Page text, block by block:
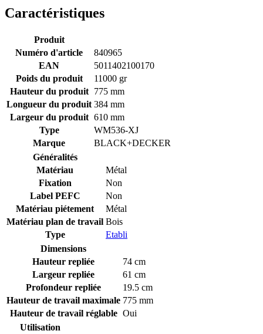
Caractéristiques
Produit
Numéro d'article
840965
EAN
5011402100170
Poids du produit
11000 gr
Hauteur du produit
775 mm
Longueur du produit 384 mm
Largeur du produit 610 mm
Type
WM536-XJ
Marque
BLACK+DECKER
Généralités
Matériau
Métal
Fixation
Non
Label PEFC
Non
Matériau piétement
Métal
Matériau plan de travail Bois
Type
Etabli
Dimensions
Hauteur repliée
74 cm
Largeur repliée
61 cm
Profondeur repliée
19.5 cm
Hauteur de travail maximale 775 mm
Hauteur de travail réglable Oui
Utilisation